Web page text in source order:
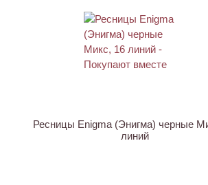
Ресницы Enigma (Энигма) черные
линий